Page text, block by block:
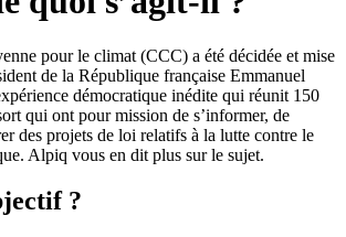
pour le climat (CCC) a été décidée et mise
de la République française Emmanuel
démocratique inédite qui réunit 150
qui ont pour mission de s’informer, de
des projets de loi relatifs à la lutte contre le
Alpiq vous en dit plus sur le sujet.
?